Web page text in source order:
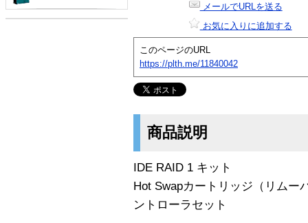
メールでURLを送る
お気に入りに追加する
このページのURL
https://plth.me/11840042
商品説明
IDE RAID 1 キット
Hot Swapカートリッジ（リムー
ントローラセット